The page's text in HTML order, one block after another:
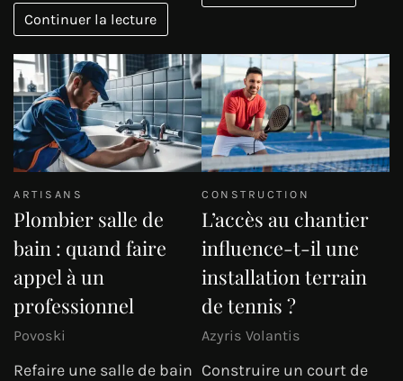
Continuer la lecture
ARTISANS
Plombier salle de
bain : quand faire
appel à un
professionnel
Povoski
Refaire une salle de bain
CONSTRUCTION
L’accès au chantier
influence-t-il une
installation terrain
de tennis ?
Azyris Volantis
Construire un court de